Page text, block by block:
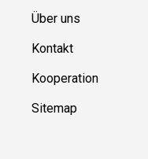
Über uns
Kontakt
Kooperation
Sitemap